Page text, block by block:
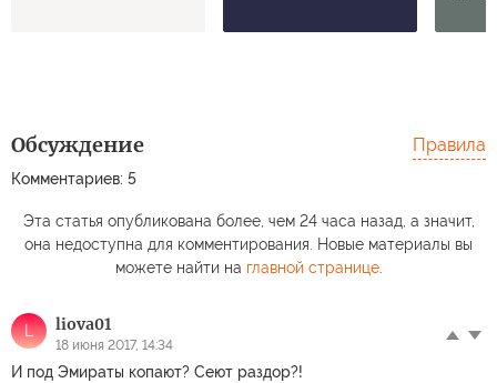
Обсуждение
Комментариев: 5
Правила
Эта статья опубликована более, чем 24 часа назад, а значит,
она недоступна для комментирования. Новые материалы вы
можете найти на главной странице.
L liova01
18 июня 2017, 14:34
И под Эмираты копают? Сеют раздор?!